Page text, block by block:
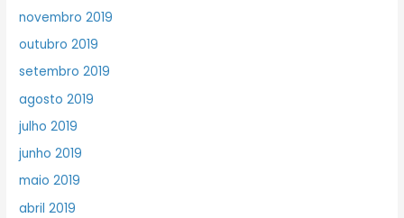
novembro 2019
outubro 2019
setembro 2019
agosto 2019
julho 2019
junho 2019
maio 2019
abril 2019